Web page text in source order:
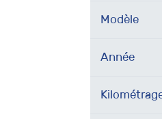
Modèle
Année